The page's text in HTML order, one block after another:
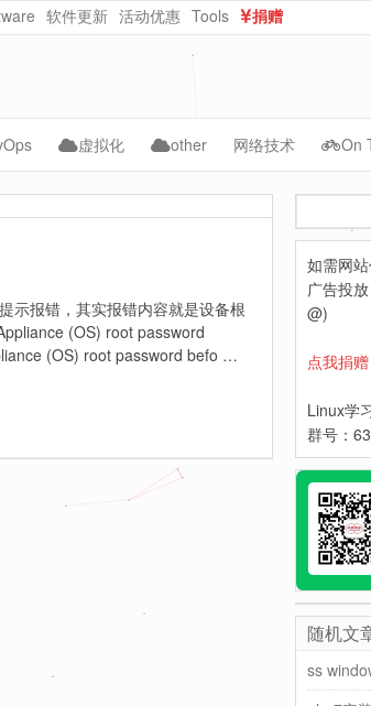
软件更新 活动优惠 Tools
捐赠
虚拟化
vmware
OpenNebula
other
AI
Website-Data
Nextcloud
网络技术
CMS
On
示报错，其实报错内容就是设备根
(OS) root password
(OS) root password befo …
索
如需网
广告投
@)
点我捐赠
Linux学
群号：
随机文
ss